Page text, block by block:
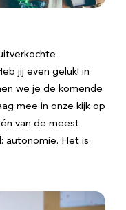
jij even geluk! in
we je de komende
mee in onze kijk op
van de meest
autonomie. Het is